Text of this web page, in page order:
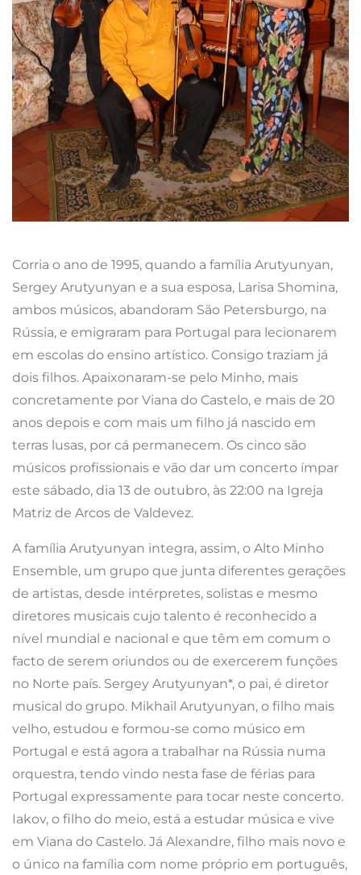
Corria o ano de 1995, quando a família Arutyunyan,
Sergey Arutyunyan e a sua esposa, Larisa Shomina,
ambos músicos, abandoram São Petersburgo, na
Rússia, e emigraram para Portugal para lecionarem
em escolas do ensino artístico. Consigo traziam já
dois filhos. Apaixonaram-se pelo Minho, mais
concretamente por Viana do Castelo, e mais de 20
anos depois e com mais um filho já nascido em
terras lusas, por cá permanecem. Os cinco são
músicos profissionais e vão dar um concerto ímpar
este sábado, dia 13 de outubro, às 22:00 na Igreja
Matriz de Arcos de Valdevez.
A família Arutyunyan integra, assim, o Alto Minho
Ensemble, um grupo que junta diferentes gerações
de artistas, desde intérpretes, solistas e mesmo
diretores musicais cujo talento é reconhecido a
nível mundial e nacional e que têm em comum o
facto de serem oriundos ou de exercerem funções
no Norte país. Sergey Arutyunyan*, o pai, é diretor
musical do grupo. Mikhail Arutyunyan, o filho mais
velho, estudou e formou-se como músico em
Portugal e está agora a trabalhar na Rússia numa
orquestra, tendo vindo nesta fase de férias para
Portugal expressamente para tocar neste concerto.
Iakov, o filho do meio, está a estudar música e vive
em Viana do Castelo. Já Alexandre, filho mais novo e
o único na família com nome próprio em português,